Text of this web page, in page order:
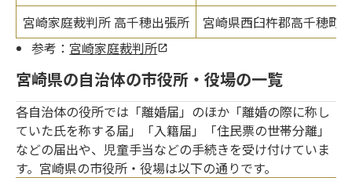
宮崎家庭裁判所 高千穂出張所
宮崎県西臼杵郡高千穂町
参考： 宮崎家庭裁判所
宮崎県の自治体の市役所・役場の一覧
各自治体の役所では「離婚届」のほか「離婚の際に称し
ていた氏を称する届」「入籍届」「住民票の世帯分離」
などの届出や、児童手当などの手続きを受け付けていま
す。宮崎県の市役所・役場は以下の通りです。